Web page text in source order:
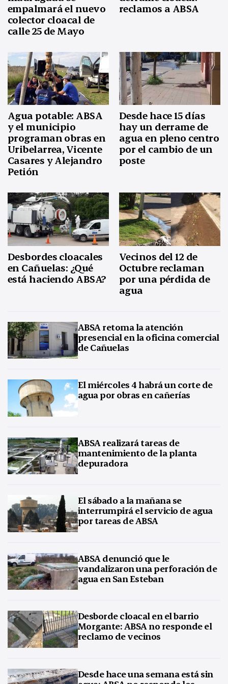
empalmará el nuevo
colector cloacal de
calle 25 de Mayo
reclamos a ABSA
Agua potable: ABSA
y el municipio
programan obras en
Uribelarrea, Vicente
Casares y Alejandro
Petión
Desde hace 15 días
hay un derrame de
agua en pleno centro
por el cambio de un
poste
Desbordes cloacales
en Cañuelas: ¿Qué
está haciendo ABSA?
Vecinos del 12 de
Octubre reclaman
por una pérdida de
agua
ABSA retoma la atención
presencial en la oficina comercial
de Cañuelas
El miércoles 4 habrá un corte de
agua por obras en cañerías
ABSA realizará tareas de
mantenimiento de la planta
depuradora
El sábado a la mañana se
interrumpirá el servicio de agua
por tareas de ABSA
ABSA denunció que le
vandalizaron una perforación de
agua en San Esteban
Desborde cloacal en el barrio
Morgante: ABSA no responde el
reclamo de vecinos
Desde hace una semana está sin